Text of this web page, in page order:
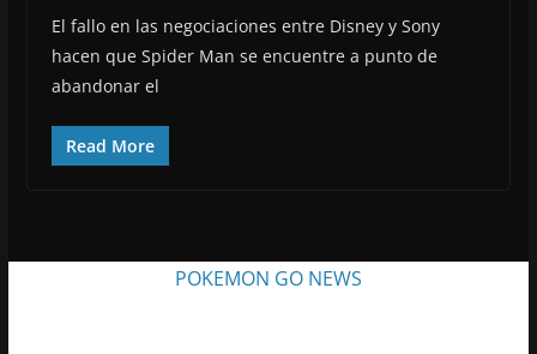
El fallo en las negociaciones entre Disney y Sony
hacen que Spider Man se encuentre a punto de
abandonar el
Read More
POKEMON GO NEWS